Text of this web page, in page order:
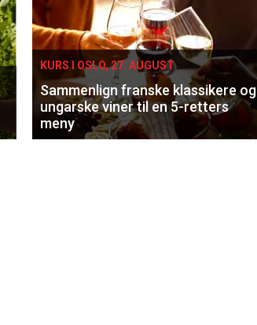
KURS I OSLO, 27. AUGUST
Sammenlign franske klassikere og
ungarske viner til en 5-retters
meny